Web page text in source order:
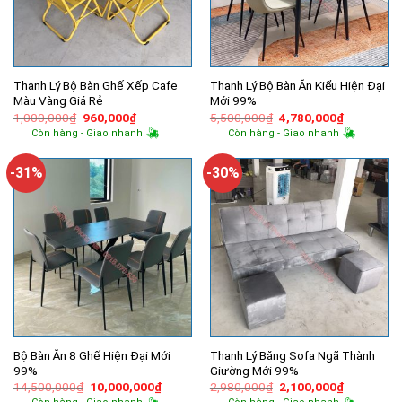
Thanh Lý Bộ Bàn Ghế Xếp Cafe
Màu Vàng Giá Rẻ
1,000,000₫ Giá
gốc
là:
960,000₫Giá
hiện
tại
960,000₫.
Còn hàng - Giao nhanh
Thanh Lý Bộ Bàn Ăn Kiểu Hiện Đại
Mới 99%
5,500,000₫ Giá
gốc
là:
4,780,000₫Giá
hiện
tại
Còn hàng - Giao nhanh
-31%
Bộ Bàn Ăn 8 Ghế Hiện Đại Mới
99%
14,500,000₫ Giá
gốc
10,000,000₫Giá
hiện
-30%
Thanh Lý Băng Sofa Ngã Thành
Giường Mới 99%
2,980,000₫ Giá
gốc
2,100,000₫Giá
hiện